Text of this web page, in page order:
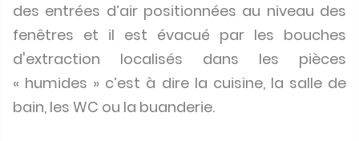
des entrées d’air positionnées au niveau des
fenêtres et il est évacué par les bouches
d'extraction localisés dans les pièces
« humides » c’est à dire la cuisine, la salle de
bain, les WC ou la buanderie.